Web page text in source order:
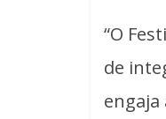
“O
de